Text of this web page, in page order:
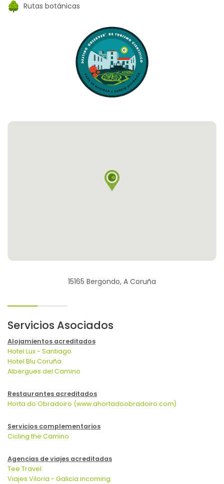
Rutas botánicas
15165 Bergondo, A Coruña
Servicios Asociados
Alojamientos acreditados
Hotel Lux - Santiago
Hotel Blu Coruña
Albergues del Camino
Restaurantes acreditados
Horta do Obradoiro (www.ahortadoobradoiro.com)
Servicios complementarios
Cicling the Camino
Agencias de viajes acreditadas
Tee Travel
Viajes Viloria - Galicia incoming